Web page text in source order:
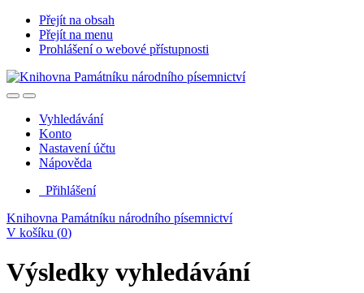
Přejít na obsah
Přejít na menu
Prohlášení o webové přístupnosti
Vyhledávání
Konto
Nastavení účtu
Nápověda
Přihlášení
Knihovna Památníku národního písemnictví
V košíku (0)
Výsledky vyhledávání